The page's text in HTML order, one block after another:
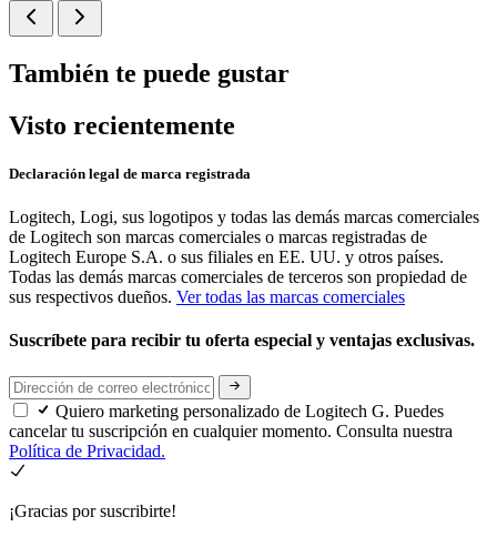
También te puede gustar
Visto recientemente
Declaración legal de marca registrada
Logitech, Logi, sus logotipos y todas las demás marcas comerciales
de Logitech son marcas comerciales o marcas registradas de
Logitech Europe S.A. o sus filiales en EE. UU. y otros países.
Todas las demás marcas comerciales de terceros son propiedad de
sus respectivos dueños. Ver todas las marcas comerciales
Suscríbete para recibir tu oferta especial y ventajas exclusivas.
Quiero marketing personalizado de Logitech G. Puedes
cancelar tu suscripción en cualquier momento. Consulta nuestra
Política de Privacidad.
¡Gracias por suscribirte!